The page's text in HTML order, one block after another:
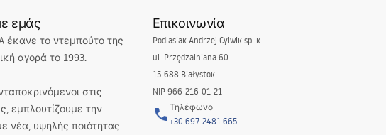
εμάς
έκανε το ντεμπούτο της
αγορά το 1993.
στις
εμπλουτίζουμε την
νέα, υψηλής ποιότητας
Επικοινωνία
Podlasiak Andrzej Cylwik sp. k.
ul. Przędzalniana 60
15-688 Białystok
NIP 966-216-01-21
Τηλέφωνο
+30 697 2481 665